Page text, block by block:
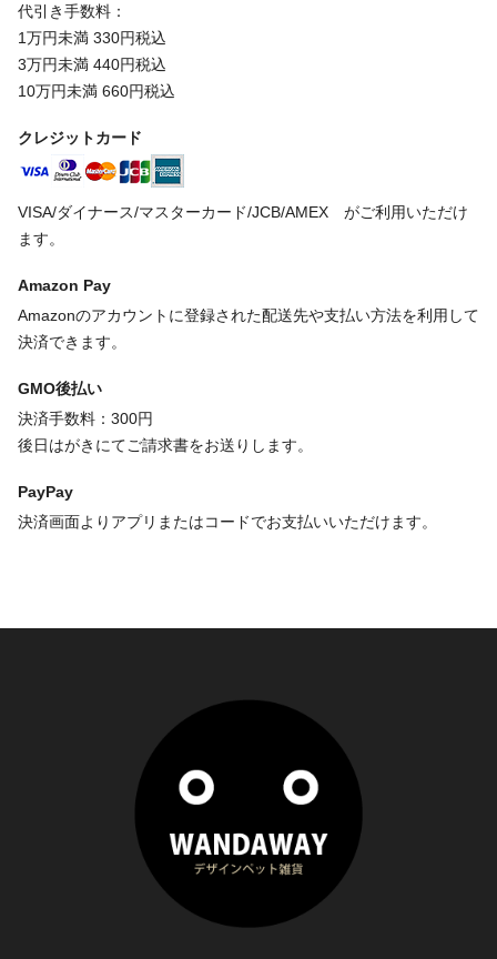
代引き手数料：
1万円未満 330円税込
3万円未満 440円税込
10万円未満 660円税込
クレジットカード
VISA/ダイナース/マスターカード/JCB/AMEX がご利用いただけ
ます。
Amazon Pay
Amazonのアカウントに登録された配送先や支払い方法を利用して
決済できます。
GMO後払い
決済手数料：300円
後日はがきにてご請求書をお送りします。
PayPay
決済画面よりアプリまたはコードでお支払いいただけます。